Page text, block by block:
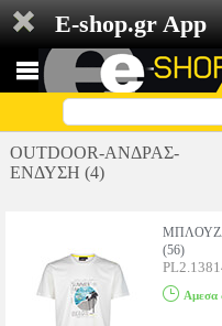
E-shop.gr App
OUTDOOR-ΑΝΔΡΑΣ-
ΕΝΔΥΣΗ (4)
ΜΠΛΟΥΖΑ
(56)
Αμεσα